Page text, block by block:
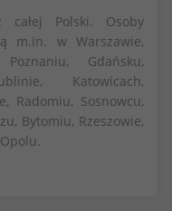
Polski. Osoby
m.in. w Warszawie,
Gdańsku,
Katowicach,
Radomiu, Sosnowcu,
Bytomiu, Rzeszowie,